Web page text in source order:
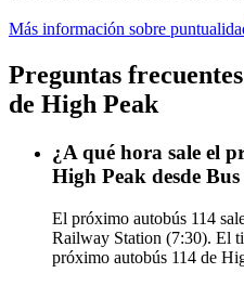
Más información sobre
Preguntas
de High Peak
¿A qué hora sale el
High Peak desde
El próximo autobús 114
Railway Station (7:30). El
próximo autobús 114 de